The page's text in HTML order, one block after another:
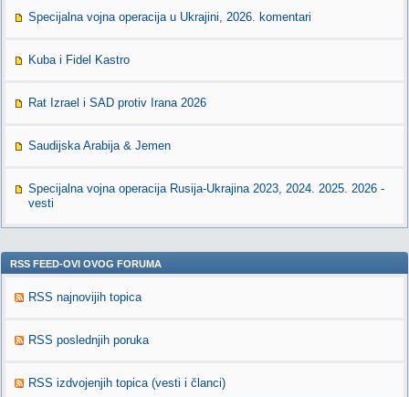
Specijalna vojna operacija u Ukrajini, 2026. komentari
Kuba i Fidel Kastro
Rat Izrael i SAD protiv Irana 2026
Saudijska Arabija & Jemen
Specijalna vojna operacija Rusija-Ukrajina 2023, 2024. 2025. 2026 -
vesti
RSS FEED-OVI OVOG FORUMA
RSS najnovijih topica
RSS poslednjih poruka
RSS izdvojenjih topica (vesti i članci)